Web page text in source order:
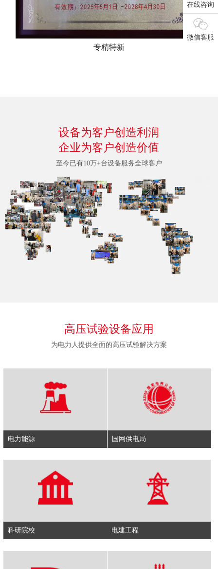
专精特新
设备为客户创造利润
企业为客户创造价值
至今已有10万+台设备服务全球客户
高压试验设备应用
为电力人提供全面的高压试验解决方案
电力能源 国网供电局
科研院校 电建工程
在线咨询
微信客服